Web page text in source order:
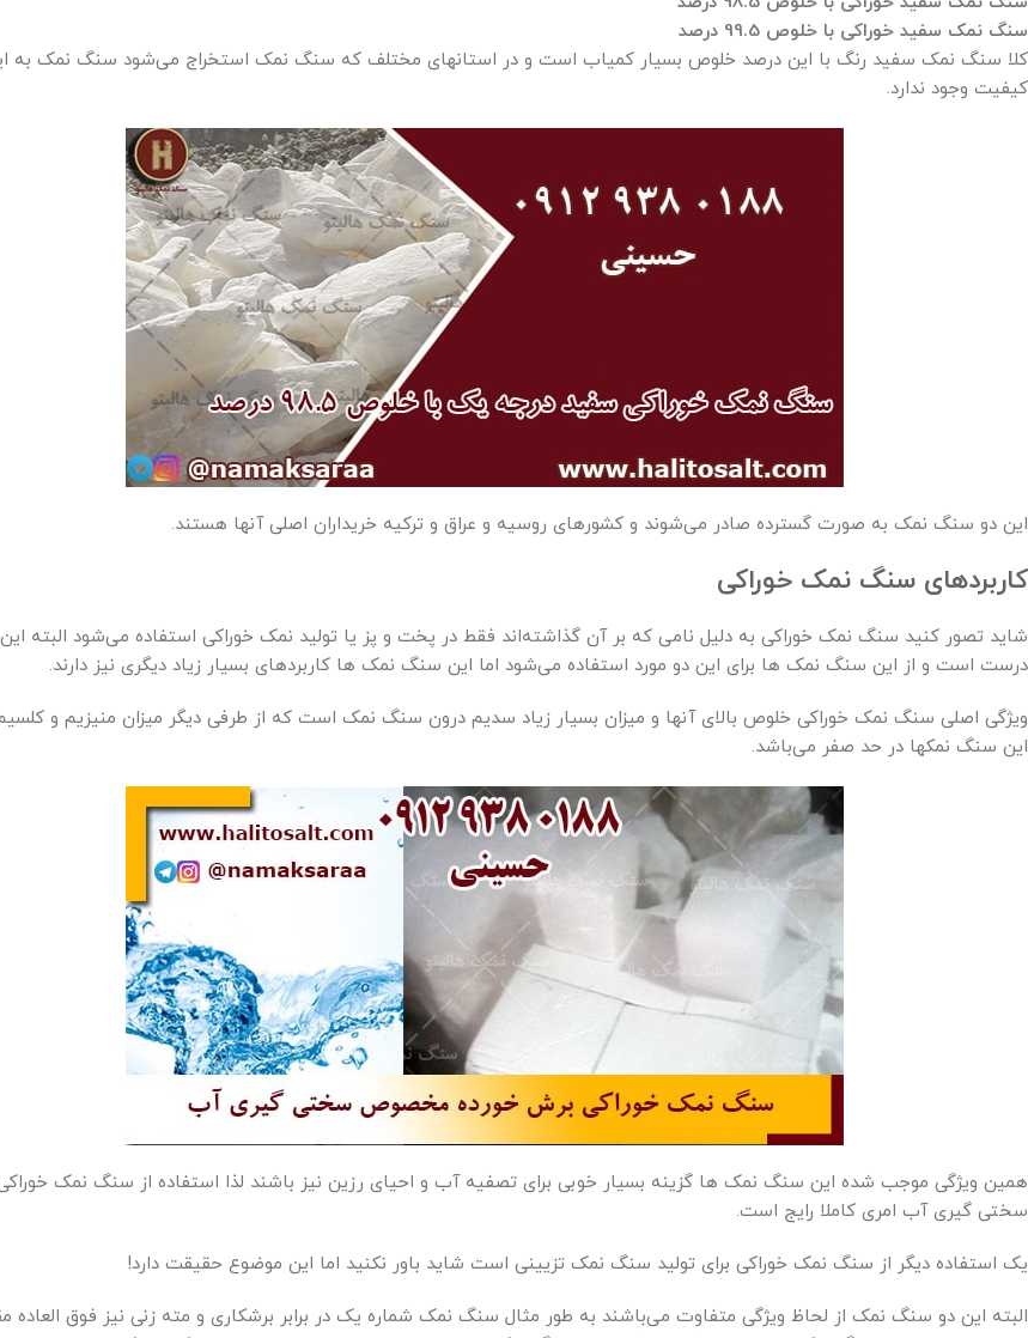
سنگ نمک سفید خوراکی با خلوص 99.5 درصد
کلا سنگ نمک سفید رنگ با این درصد خلوص بسیار کمیاب است و در استانهای مختلف که سنگ نمک استخراج می‌شود سنگ نمک به
کیفیت وجود ندارد.
این دو سنگ نمک به صورت گسترده صادر می‌شوند و کشورهای روسیه و عراق و ترکیه خریداران اصلی آنها هستند.
کاربردهای سنگ نمک خوراکی
شاید تصور کنید سنگ نمک خوراکی به دلیل نامی که بر آن گذاشته‌اند فقط در پخت و پز یا تولید نمک خوراکی استفاده می‌شود البته
درست است و از این سنگ نمک ها برای این دو مورد استفاده می‌شود اما این سنگ نمک ها کاربردهای بسیار زیاد دیگری نیز دارند.
ویژگی اصلی سنگ نمک خوراکی خلوص بالای آنها و میزان بسیار زیاد سدیم درون سنگ نمک است که از طرفی دیگر میزان منیزیم و کلسیم
این سنگ نمکها در حد صفر می‌باشد.
همین ویژگی موجب شده این سنگ نمک ها گزینه بسیار خوبی برای تصفیه آب و احیای رزین نیز باشند لذا استفاده از سنگ نمک خوراکی
سختی گیری آب امری کاملا رایج است.
یک استفاده دیگر از سنگ نمک خوراکی برای تولید سنگ نمک تزیینی است شاید باور نکنید اما این موضوع حقیقت دارد!
البته این دو سنگ نمک از لحاظ ویژگی متفاوت می‌باشند به طور مثال سنگ نمک شماره یک در برابر برشکاری و مته زنی نیز فوق العاده